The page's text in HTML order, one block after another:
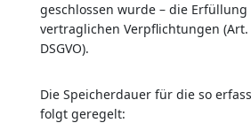
geschlossen wurde – die
vertraglichen Verpflichtungen (Art.
DSGVO).
Die Speicherdauer für die so
folgt geregelt: